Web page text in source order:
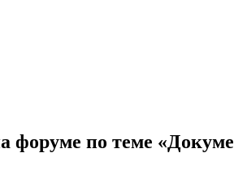
форуме по теме